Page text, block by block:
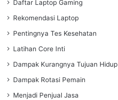
Daftar Laptop Gaming
Rekomendasi Laptop
Pentingnya Tes Kesehatan
Latihan Core Inti
Dampak Kurangnya Tujuan Hidup
Dampak Rotasi Pemain
Menjadi Penjual Jasa